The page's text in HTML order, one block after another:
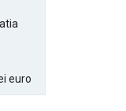
euro